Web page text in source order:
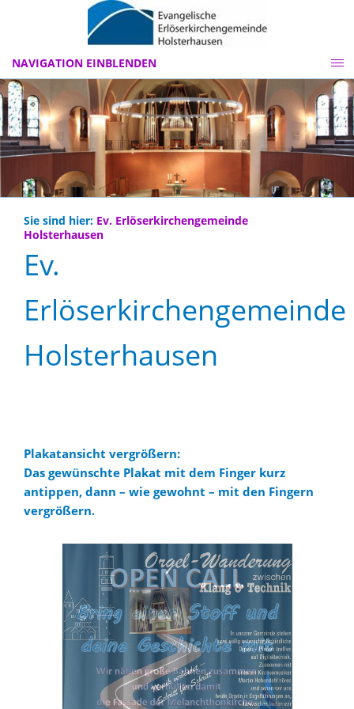
NAVIGATION EINBLENDEN
Sie sind hier: Ev. Erlöserkirchengemeinde
Holsterhausen
Ev.
Erlöserkirchengemeinde
Holsterhausen
Plakatansicht vergrößern:
Das gewünschte Plakat mit dem Finger kurz
antippen, dann – wie gewohnt – mit den Fingern
vergrößern.